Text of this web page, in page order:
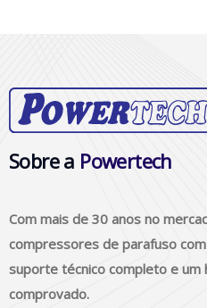
Sobre a Powertech
Com mais de 30 anos no
compressores de parafuso
suporte técnico completo e um
comprovado.